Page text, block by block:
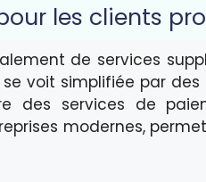
les clients
de services
voit simplifiée par
des services de
modernes,